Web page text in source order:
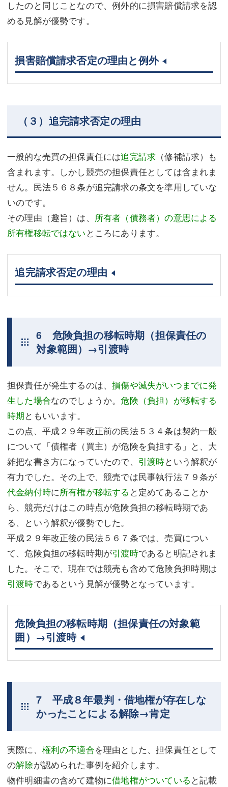
したのと同じことなので、例外的に損害賠償請求を認
める見解が優勢です。
損害賠償請求否定の理由と例外
（３）追完請求否定の理由
一般的な売買の担保責任には追完請求 （修補請求）も
含まれます。しかし競売の担保責任としては含まれま
せん。民法５６８条が追完請求の条文を準用していな
いのです。
その理由（趣旨）は、 所有者（債務者）の意思による
所有権移転ではない ところにあります。
追完請求否定の理由
6 危険負担の移転時期（担保責任の
対象範囲）→引渡時
担保責任が発生するのは、損傷や滅失がいつまでに発
生した場合なのでしょうか。危険（負担）が移転する
時期ともいいます。
この点、平成２９年改正前の民法５３４条は契約一般
について「債権者（買主）が危険を負担する」と、大
雑把な書き方になっていたので、 引渡時という解釈が
有力でした。その上で、競売では民事執行法７９条が
代金納付時に所有権が移転する と定めてあることか
ら、競売だけはこの時点が危険負担の移転時期であ
る、という解釈が優勢でした。
平成２９年改正後の民法５６７条では、売買につい
て、危険負担の移転時期が引渡時であると明記されま
した。そこで、現在では競売も含めて危険負担時期は
引渡時であるという見解が優勢となっています。
危険負担の移転時期（担保責任の対象範
囲）→引渡時
7 平成８年最判・借地権が存在しな
かったことによる解除→肯定
実際に、 権利の不適合を理由とした、担保責任として
の解除が認められた事例を紹介します。
物件明細書の含めて建物に借地権がついている と記載